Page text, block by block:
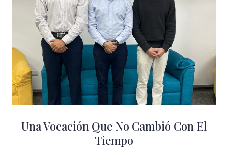
Una Vocación Que No Cambió Con El
Tiempo